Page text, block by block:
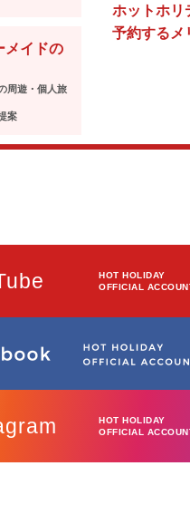
ホットホリ
予約するメ
メイドの
周遊・個人旅
案
HOT HOLIDAY
OFFICIAL
HOT HOLIDAY
OFFICIAL